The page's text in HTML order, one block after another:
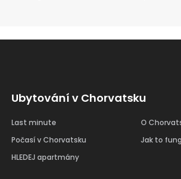
Ubytování v Chorvatsku
Last minute
Počasí v Chorvatsku
HLEDEJ apartmány
O
Jak to